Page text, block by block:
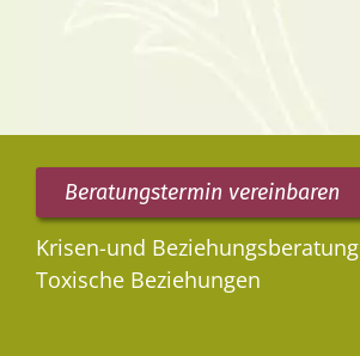
Beratungstermin vereinbaren
Krisen-und Beziehungsberatung
Toxische Beziehungen